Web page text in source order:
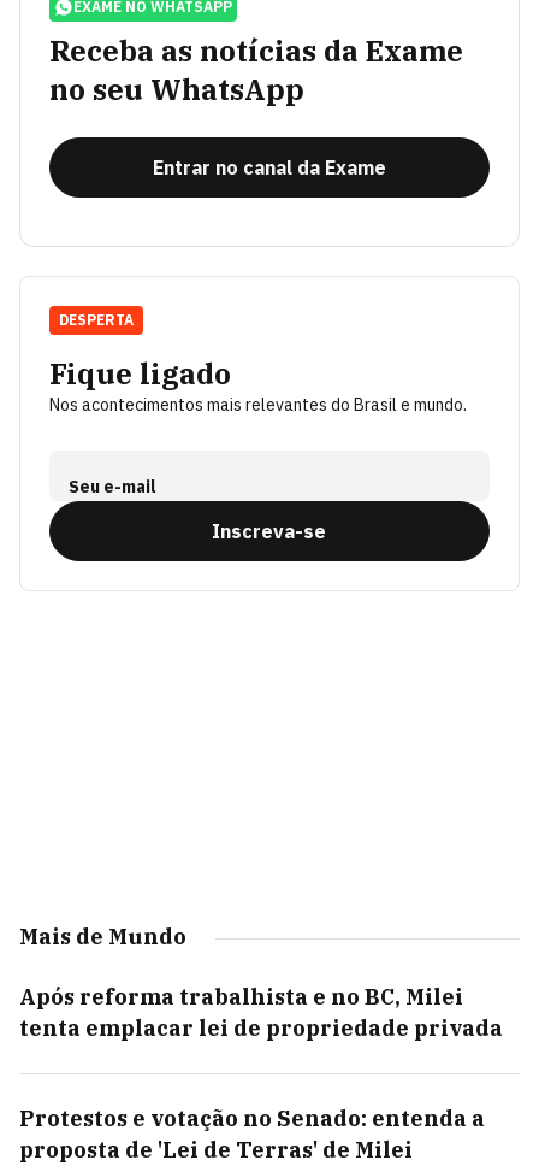
EXAME NO WHATSAPP
Receba as notícias da Exame
no seu WhatsApp
Entrar no canal da Exame
Fique ligado
Nos acontecimentos mais relevantes do Brasil e mundo.
Seu e-mail
Inscreva-se
DESPERTA
Mais de Mundo
Após reforma trabalhista e no BC, Milei
tenta emplacar lei de propriedade privada
Protestos e votação no Senado: entenda a
proposta de 'Lei de Terras' de Milei